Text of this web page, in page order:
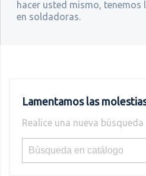
hacer usted mismo,
en soldadoras.
Lamentamos las
Realice una nueva